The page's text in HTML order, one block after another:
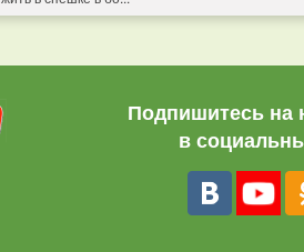
Подпишитесь на
в